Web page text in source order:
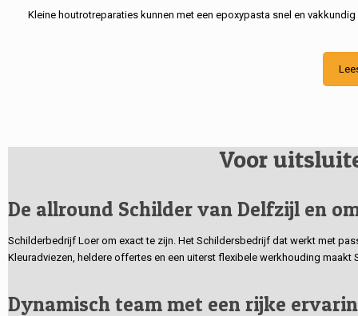
Kleine houtrotreparaties kunnen met een epoxypasta snel en
Voor
De allround Schilder van Delfzijl en
Schilderbedrijf Loer om exact te zijn. Het Schildersbedrijf dat werkt met
Kleuradviezen, heldere offertes en een uiterst flexibele werkhouding
Dynamisch team met een rijke